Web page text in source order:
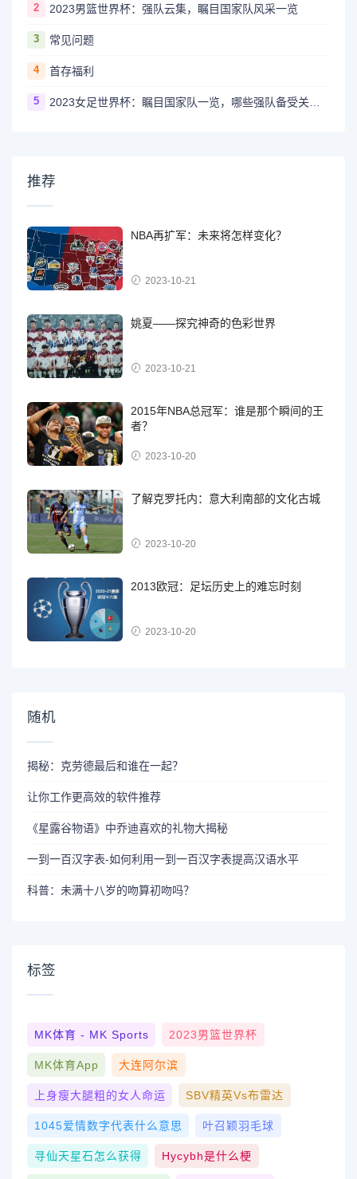
2 2023男篮世界杯：强队云集，瞩目国家队风采一览
3 常见问题
4 首存福利
5
推荐
NBA再扩军：未来将怎样变化？
2023-10-21
姚夏——探究神奇的色彩世界
2023-10-21
2015年NBA总冠军：谁是那个瞬间的王
者？
2023-10-20
了解克罗托内：意大利南部的文化古城
2023-10-20
2013欧冠：足坛历史上的难忘时刻
2023-10-20
随机
揭秘：克劳德最后和谁在一起？
让你工作更高效的软件推荐
《星露谷物语》中乔迪喜欢的礼物大揭秘
一到一百汉字表-如何利用一到一百汉字表提高汉语水平
科普：未满十八岁的吻算初吻吗？
标签
MK体育 - MK Sports 2023男篮世界杯
MK体育App 大连阿尔滨
上身瘦大腿粗的女人命运 SBV精英vs布雷达
1045爱情数字代表什么意思 叶召颖羽毛球
寻仙天星石怎么获得 Hycybh是什么梗